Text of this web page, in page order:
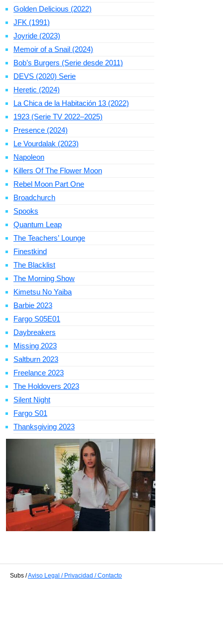
Golden Delicious (2022)
JFK (1991)
Joyride (2023)
Memoir of a Snail (2024)
Bob’s Burgers (Serie desde 2011)
DEVS (2020) Serie
Heretic (2024)
La Chica de la Habitación 13 (2022)
1923 (Serie TV 2022–2025)
Presence (2024)
Le Vourdalak (2023)
Napoleon
Killers Of The Flower Moon
Rebel Moon Part One
Broadchurch
Spooks
Quantum Leap
The Teachers’ Lounge
Finestkind
The Blacklist
The Morning Show
Kimetsu No Yaiba
Barbie 2023
Fargo S05E01
Daybreakers
Missing 2023
Saltburn 2023
Freelance 2023
The Holdovers 2023
Silent Night
Fargo S01
Thanksgiving 2023
Subs /Aviso Legal / Privacidad / Contacto